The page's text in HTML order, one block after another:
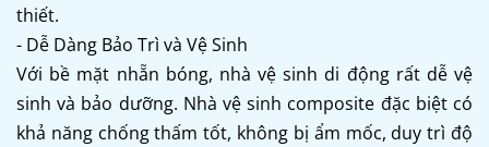
thiết.
- Dễ Dàng Bảo Trì và Vệ Sinh
Với bề mặt nhẵn bóng, nhà vệ sinh di động rất dễ vệ
sinh và bảo dưỡng. Nhà vệ sinh composite đặc biệt có
khả năng chống thấm tốt, không bị ẩm mốc, duy trì độ